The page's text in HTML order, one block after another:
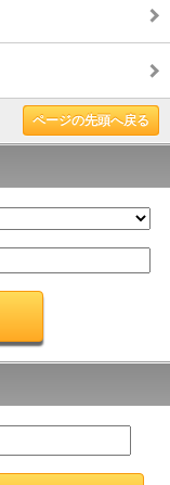
ページの先頭へ戻る